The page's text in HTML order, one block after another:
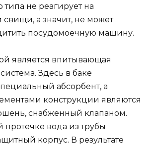
типа не реагирует на
свищи, а значит, не может
посудомоечную машину.
является впитывающая
Здесь в баке
абсорбент, а
конструкции являются
снабженный клапаном.
вода из трубы
корпус. В результате